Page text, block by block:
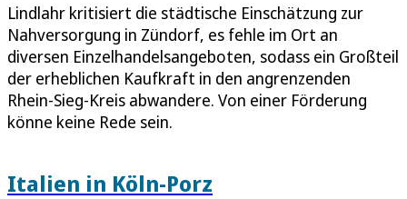
Lindlahr kritisiert die städtische Einschätzung zur
Nahversorgung in Zündorf, es fehle im Ort an
diversen Einzelhandelsangeboten, sodass ein Großteil
der erheblichen Kaufkraft in den angrenzenden
Rhein-Sieg-Kreis abwandere. Von einer Förderung
könne keine Rede sein.
Italien in Köln-Porz